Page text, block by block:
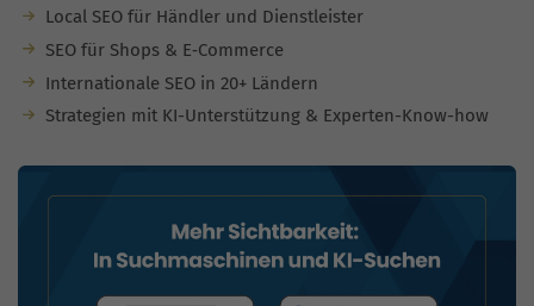
Local SEO für Händler und Dienstleister
SEO für Shops & E‑Commerce
Internationale SEO in 20+ Ländern
Strategien mit KI-Unterstützung & Experten-Know-how